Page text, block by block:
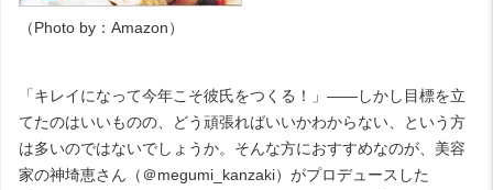
（Photo by ： Amazon）
「キレイになって今年こそ彼氏をつくる！」――しかし目標を立
てたのはいいものの、どう頑張ればいいかわからない、という方
は多いのではないでしょうか。そんな方におすすめなのが、美容
家の神埼恵さん（ ＠megumi_kanzaki）がプロデュースした